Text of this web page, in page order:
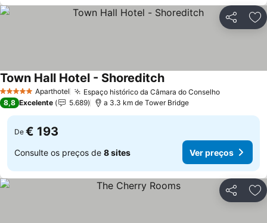
Partilhar
5 Estrelas Aparthotel Espaço histórico da Câmara do ConselhoVer
Town Hall Hotel - ShoreditchVer preços
8,8 Excelente 5.689 a 3.3 km de Tower Bridge
De € 193
Consulte os preços de 8 sites Ver preços
Partilhar